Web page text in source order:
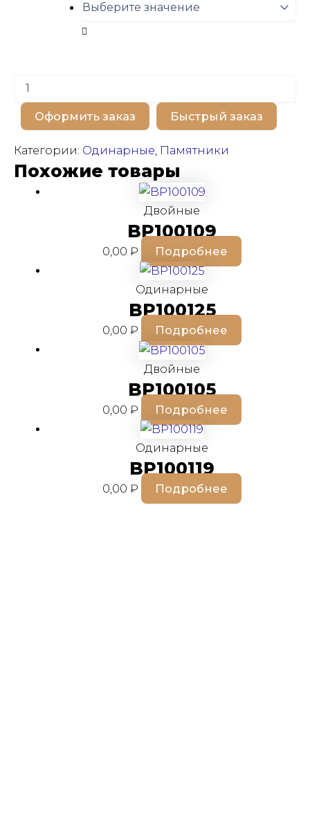
Количество
товара
BP100124
Оформить заказ Быстрый заказ
Категории: Одинарные, Памятники
Похожие товары
Двойные
BP100109
0,00₽ Подробнее
Одинарные
BP100125
0,00₽ Подробнее
Двойные
BP100105
0,00₽ Подробнее
Одинарные
BP100119
0,00₽ Подробнее